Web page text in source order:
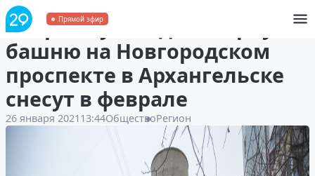
Прямой эфир
Аварийную водонапорную
башню на Новгородском
проспекте в Архангельске
снесут в феврале
26 января 2021 13:44ОбществоРегион